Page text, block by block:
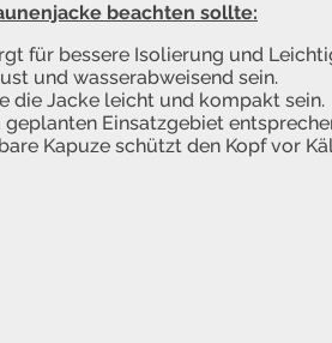
beachten sollte:
für bessere Isolierung und
und wasserabweisend sein.
die Jacke leicht und kompakt sein.
Einsatzgebiet
Kapuze schützt den Kopf vor